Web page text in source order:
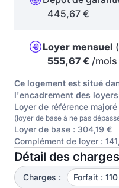
445,67 €
Loyer mensuel
555,67 € /mois
Ce logement est situé
l'encadrement des
Loyer de référence
(loyer de base à ne pas
Loyer de base : 304,19 €
Complément de loyer :
Détail des charges
Charges : Forfait :